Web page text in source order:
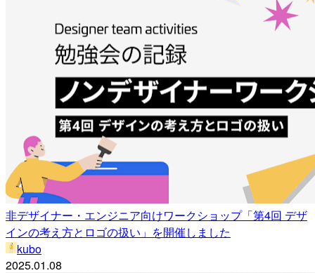
非デザイナー・エンジニア向けワークショップ「第4回 デザ
インの考え方とロゴの扱い」を開催しました
kubo
2025.01.08